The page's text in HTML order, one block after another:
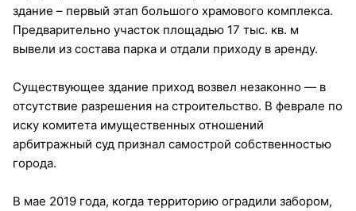
здание – первый этап большого храмового комплекса.
Предварительно участок площадью 17 тыс. кв. м
вывели из состава парка и отдали приходу в аренду.
Существующее здание приход возвел незаконно — в
отсутствие разрешения на строительство. В феврале по
иску комитета имущественных отношений
арбитражный суд признал самострой собственностью
города.
В мае 2019 года, когда территорию оградили забором,